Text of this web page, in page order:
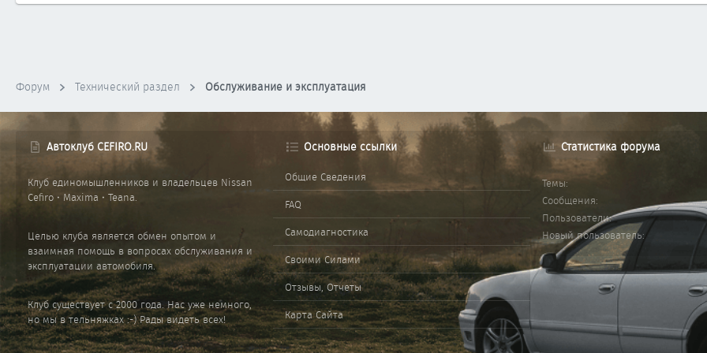
Форум Технический раздел Обслуживание и эксплуатация
Автоклуб CEFIRO.RU
Клуб единомышленников и владельцев Nissan
Cefiro • Maxima • Teana.
Целью клуба является обмен опытом и
взаимная помощь в вопросах обслуживания и
эксплуатации автомобиля.
Клуб существует с 2000 года. Нас уже немного,
но мы в тельняжках :-) Рады видеть всех!
Основные ссылки
Общие Сведения
FAQ
Самодиагностика
Своими Силами
Отзывы, Отчеты
Карта Сайта
Статистика форума
Темы
Сообщения
Пользователи
Новый пользователь